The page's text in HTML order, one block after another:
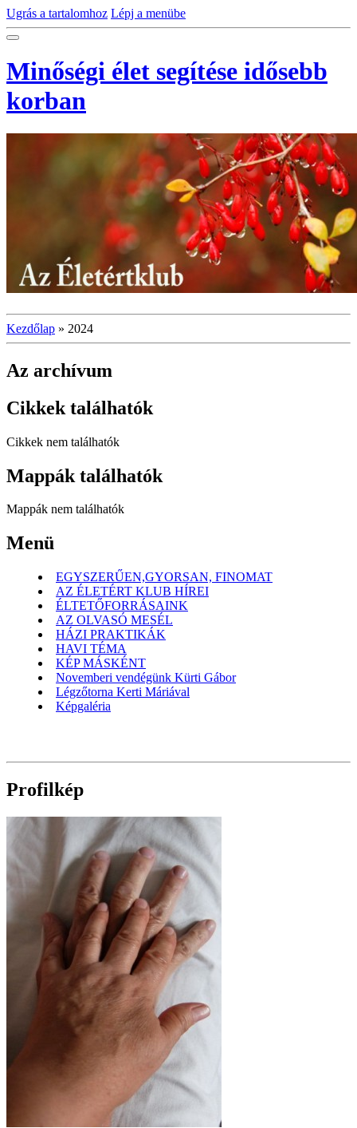
Ugrás a tartalomhoz Lépj a menübe
Minőségi élet segítése idősebb
korban
Kezdőlap » 2024
Az archívum
Cikkek találhatók
Cikkek nem találhatók
Mappák találhatók
Mappák nem találhatók
Menü
EGYSZERŰEN,GYORSAN, FINOMAT
AZ ÉLETÉRT KLUB HÍREI
ÉLTETŐFORRÁSAINK
AZ OLVASÓ MESÉL
HÁZI PRAKTIKÁK
HAVI TÉMA
KÉP MÁSKÉNT
Novemberi vendégünk Kürti Gábor
Légzőtorna Kerti Máriával
Képgaléria
Profilkép